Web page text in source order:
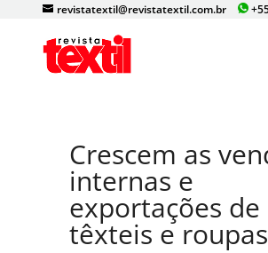
revistatextil@revistatextil.com.br
Crescem as
internas e
exportações de
têxteis e roupas